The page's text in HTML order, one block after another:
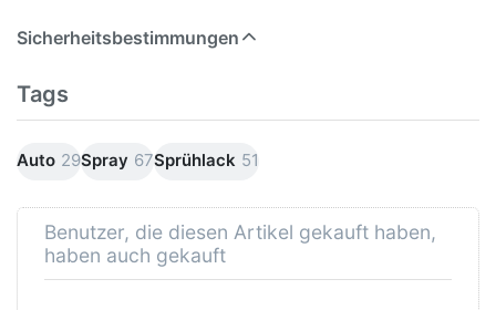
Sicherheitsbestimmungen
Tags
Auto 29Spray 67Sprühlack 51
Benutzer, die diesen Artikel gekauft haben,
haben auch gekauft